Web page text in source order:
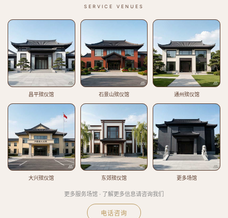
SERVICE VENUES
昌平殡仪馆 石景山殡仪馆 通州殡仪馆
大兴殡仪馆 东郊殡仪馆 更多场馆
更多服务场馆 · 了解更多信息请咨询我们
电话咨询